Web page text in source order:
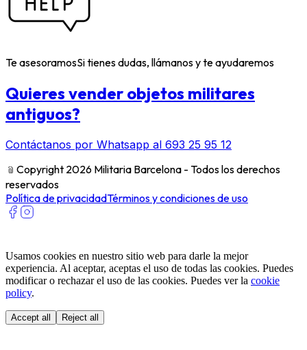
Te asesoramosSi tienes dudas, llámanos y te ayudaremos
Quieres vender objetos militares
antiguos?
Contáctanos por Whatsapp al 693 25 95 12
﹫ Copyright 2026 Militaria Barcelona - Todos los derechos
reservados
Política de privacidadTérminos y condiciones de uso
Usamos cookies en nuestro sitio web para darle la mejor
experiencia. Al aceptar, aceptas el uso de todas las cookies. Puedes
modificar o rechazar el uso de las cookies. Puedes ver la cookie
policy.
Accept all Reject all